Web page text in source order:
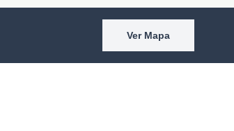
Ver Mapa